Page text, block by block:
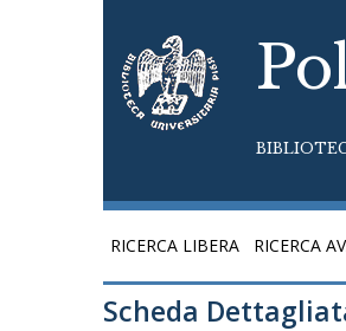
RICERCA LIBERA RICERCA
Scheda